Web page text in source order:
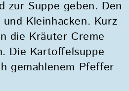
zur Suppe geben. Den
Kleinhacken. Kurz
die Kräuter Creme
Die Kartoffelsuppe
gemahlenem Pfeffer